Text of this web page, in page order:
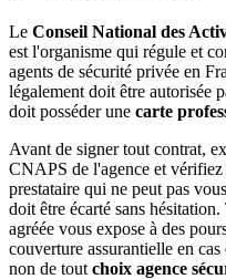
Le Conseil National des
est l'organisme qui régule et
agents de sécurité privée en
légalement doit être autorisée
doit posséder une carte
Avant de signer tout contrat,
CNAPS de l'agence et
prestataire qui ne peut pas
doit être écarté sans
agréée vous expose à des
couverture assurantielle en
non de tout choix agence